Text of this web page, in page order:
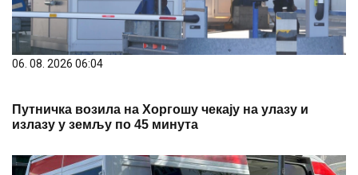
06. 08. 2026 06:04
Путничка возила на Хоргошу чекају на улазу и
излазу у земљу по 45 минута